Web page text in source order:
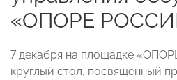
«ОПОРЕ
7 декабря на площадке
круглый стол, посвященный